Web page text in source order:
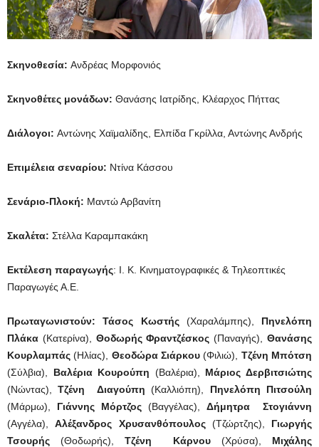
Σκηνοθεσία: Ανδρέας Μορφονιός
Σκηνοθέτες μονάδων: Θανάσης Ιατρίδης, Κλέαρχος Πήττας
Διάλογοι: Αντώνης Χαϊμαλίδης, Ελπίδα Γκρίλλα, Αντώνης Ανδρής
Επιμέλεια σεναρίου: Ντίνα Κάσσου
Σενάριο-Πλοκή: Μαντώ Αρβανίτη
Σκαλέτα: Στέλλα Καραμπακάκη
Εκτέλεση παραγωγής: Ι. Κ. Κινηματογραφικές & Τηλεοπτικές
Παραγωγές Α.Ε.
Πρωταγωνιστούν: Τάσος Κωστής(Χαραλάμπης), Πηνελόπη
Πλάκα (Κατερίνα), Θοδωρής Φραντζέσκος(Παναγής),Θανάσης
Κουρλαμπάς (Ηλίας), Θεοδώρα Σιάρκου (Φιλιώ), Τζένη Μπότση
(Σύλβια), Βαλέρια Κουρούπη (Βαλέρια), Μάριος Δερβιτσιώτης
(Νώντας),Τζένη Διαγούπη(Καλλιόπη), Πηνελόπη Πιτσούλη
(Μάρμω), Γιάννης Μόρτζος (Βαγγέλας), Δήμητρα Στογιάννη
(Αγγέλα),Αλέξανδρος Χρυσανθόπουλος (Τζώρτζης), Γιωργής
Τσουρής (Θοδωρής), Τζένη Κάρνου (Χρύσα), Μιχάλης